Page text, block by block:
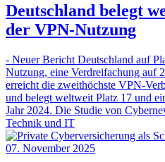
Deutschland belegt
der VPN-Nutzung
- Neuer Bericht Deutschland auf
Nutzung, eine Verdreifachung auf
erreicht die zweithöchste VPN-
und belegt weltweit Platz 17 und
Jahr 2024. Die Studie von
Technik und IT
07. November 2025